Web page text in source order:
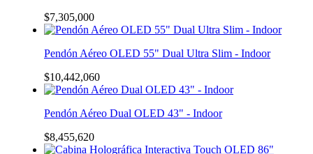
$7,305,000
Pendón Aéreo OLED 55" Dual Ultra Slim - Indoor
$10,442,060
Pendón Aéreo Dual OLED 43" - Indoor
$8,455,620